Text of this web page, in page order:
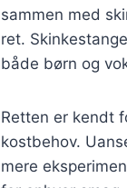
sammen med
ret.
både børn og
Retten er kendt
kostbehov.
mere